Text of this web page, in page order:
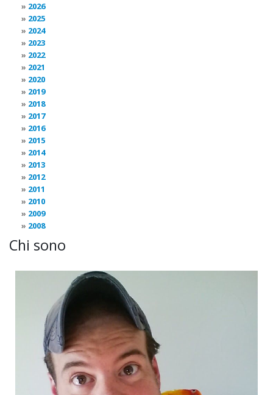
2026
2025
2024
2023
2022
2021
2020
2019
2018
2017
2016
2015
2014
2013
2012
2011
2010
2009
2008
Chi sono